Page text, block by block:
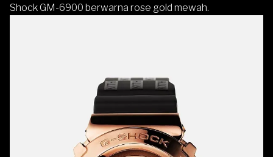
Shock GM-6900 berwarna rose gold mewah.